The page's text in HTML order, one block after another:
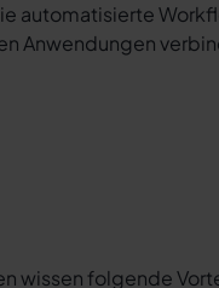
automatisierte
Anwendungen
wissen folgende